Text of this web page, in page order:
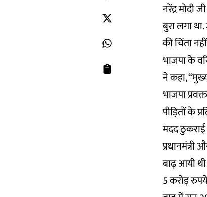
नरेंद्र मोदी
बुरा लगा
की चिंता
भाजपा के
ने कहा,
भाजपा
पीड़ितों के
मदद
बाढ़ आयी
5 करोड़